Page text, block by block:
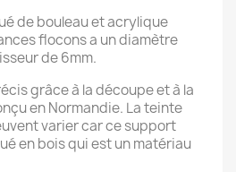
de bouleau et acrylique
flocons a un diamètre
de 6mm.
grâce à la découpe et à la
en Normandie. La teinte
varier car ce support
en bois qui est un matériau